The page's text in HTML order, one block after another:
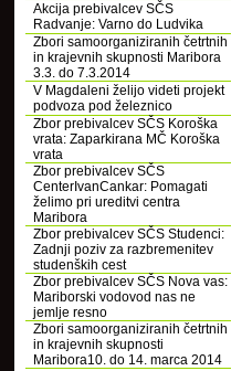
Akcija prebivalcev SČS
Radvanje: Varno do Ludvika
Zbori samoorganiziranih četrtnih
in krajevnih skupnosti Maribora
3.3. do 7.3.2014
V Magdaleni želijo videti projekt
podvoza pod železnico
Zbor prebivalcev SČS Koroška
vrata: Zaparkirana MČ Koroška
vrata
Zbor prebivalcev SČS
CenterIvanCankar: Pomagati
želimo pri ureditvi centra
Maribora
Zbor prebivalcev SČS Studenci:
Zadnji poziv za razbremenitev
studenških cest
Zbor prebivalcev SČS Nova vas:
Mariborski vodovod nas ne
jemlje resno
Zbori samoorganiziranih četrtnih
in krajevnih skupnosti
Maribora10. do 14. marca 2014